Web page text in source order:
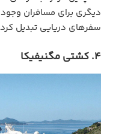
دیگری برای مسافران وجود
سفرهای دریایی تبدیل
4. کشتی مگنیفیکا